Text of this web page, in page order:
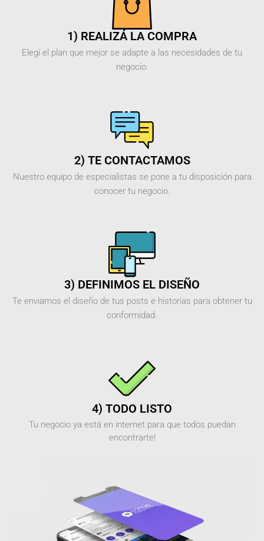
1) REALIZÁ LA COMPRA
Elegí el plan que mejor se adapte a las necesidades de tu
negocio.
2) TE CONTACTAMOS
Nuestro equipo de especialistas se pone a tu disposición para
conocer tu negocio.
3) DEFINIMOS EL DISEÑO
Te enviamos el diseño de tus posts e historias para obtener tu
conformidad.
4) TODO LISTO
Tu negocio ya está en internet para que todos puedan
encontrarte!